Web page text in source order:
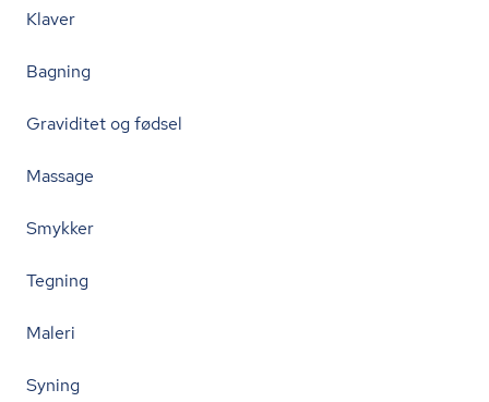
Klaver
Bagning
Graviditet og fødsel
Massage
Smykker
Tegning
Maleri
Syning